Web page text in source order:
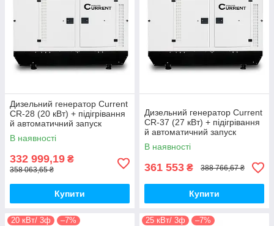
Дизельний генератор Current
CR-28 (20 кВт) + підігрівання
й автоматичний запуск
В наявності
332 999,19 ₴
358 063,65 ₴
Купити
Дизельний генератор Current
CR-37 (27 кВт) + підігрівання
й автоматичний запуск
В наявності
361 553 ₴ 388 766,67 ₴
Купити
20 кВт/ 3ф –7% 25 кВт/ 3ф –7%